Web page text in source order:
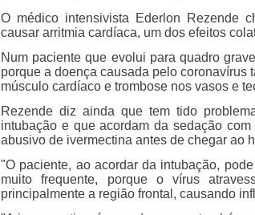
O médico intensivista Ederlon Rezende
causar arritmia cardíaca, um dos efeitos
Num paciente que evolui para quadro
porque a doença causada pelo coronavírus
músculo cardíaco e trombose nos vasos e
Rezende diz ainda que tem tido
intubação e que acordam da sedação
abusivo de ivermectina antes de chegar ao
"O paciente, ao acordar da intubação,
muito frequente, porque o vírus
principalmente a região frontal, causando